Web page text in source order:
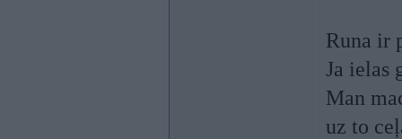
Runa ir
Ja ielas
Man
uz to